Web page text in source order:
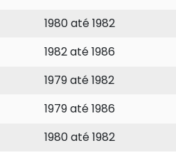
1980 até 1982
1982 até 1986
1979 até 1982
1979 até 1986
1980 até 1982